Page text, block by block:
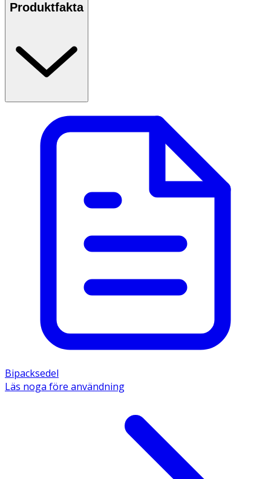
Produktfakta
Bipacksedel
Läs noga före användning